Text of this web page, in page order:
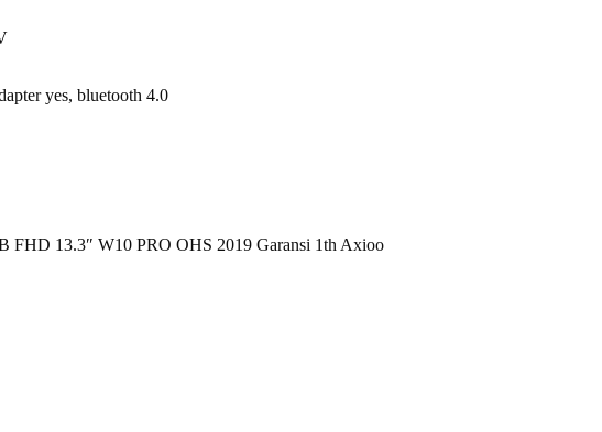
yes, bluetooth 4.0
13.3″ W10 PRO OHS 2019 Garansi 1th Axioo